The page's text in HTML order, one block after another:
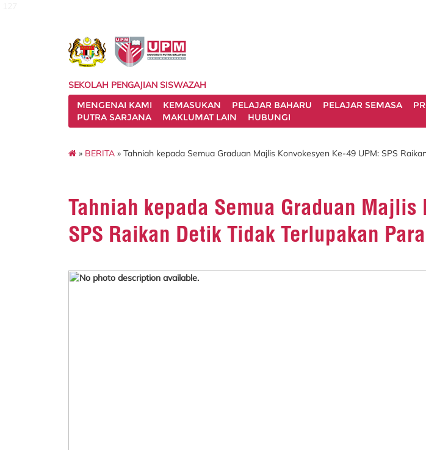
SEKOLAH PENGAJIAN SISWAZAH
MENGENAI KAMI
KEMASUKAN PELAJAR BAHARU PELAJAR SEMASA
PUTRA SARJANA
MAKLUMAT LAIN HUBUNGI
» BERITA » Tahniah kepada Semua Graduan Majlis Konvokesyen Ke-49 UPM: SPS
Tahniah kepada Semua Graduan Majlis
SPS Raikan Detik Tidak Terlupakan